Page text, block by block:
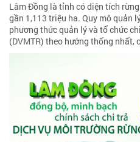
Lâm Đồng là tỉnh có diện tích
gần 1,113 triệu ha. Quy mô quản
phương thức quản lý và tổ chức
(DVMTR) theo hướng thống nhất,